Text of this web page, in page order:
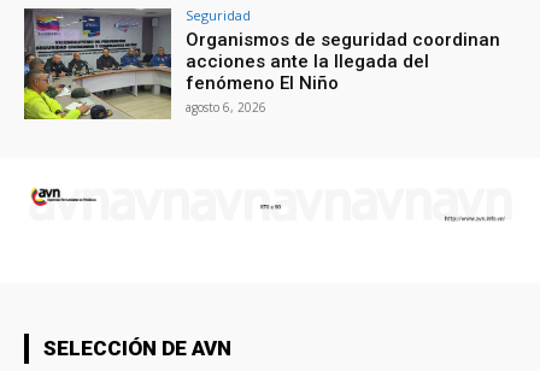
Seguridad
Organismos de seguridad coordinan
acciones ante la llegada del
fenómeno El Niño
agosto 6, 2026
SELECCIÓN DE AVN